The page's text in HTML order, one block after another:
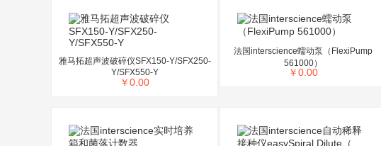
雅马拓超声波破碎仪SFX150-Y/SFX250-
Y/SFX550-Y
￥0.00
法国interscience蠕动泵（FlexiPump
561000）
￥0.00